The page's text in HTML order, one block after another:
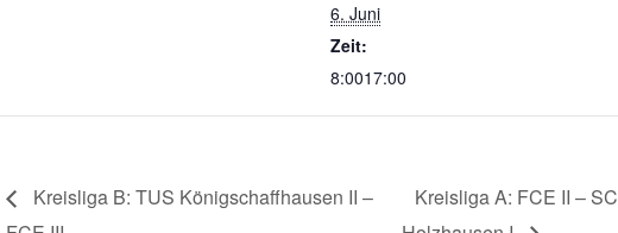
6. Juni
Zeit:
8:0017:00
Kreisliga B: TUS Königschaffhausen II –
Kreisliga A: FCE II – SC